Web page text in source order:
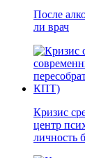
После
ли врач
Кризис
центр
личность